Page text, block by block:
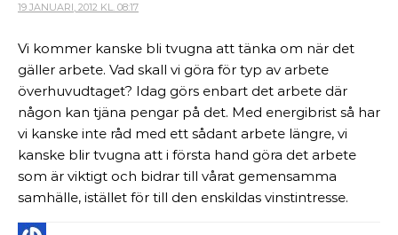
19 JANUARI, 2012 KL. 08:17
Vi kommer kanske bli tvugna att tänka om när det
gäller arbete. Vad skall vi göra för typ av arbete
överhuvudtaget? Idag görs enbart det arbete där
någon kan tjäna pengar på det. Med energibrist så har
vi kanske inte råd med ett sådant arbete längre, vi
kanske blir tvugna att i första hand göra det arbete
som är viktigt och bidrar till vårat gemensamma
samhälle, istället för till den enskildas vinstintresse.